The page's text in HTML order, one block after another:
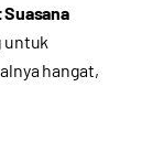
untuk
hangat,